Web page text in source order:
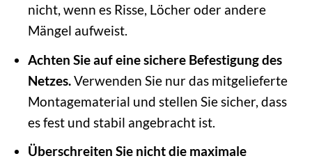
nicht, wenn es Risse, Löcher oder andere
Mängel aufweist.
Achten Sie auf eine sichere Befestigung des
Netzes.Verwenden Sie nur das mitgelieferte
Montagematerial und stellen Sie sicher, dass
es fest und stabil angebracht ist.
Überschreiten Sie nicht die maximale